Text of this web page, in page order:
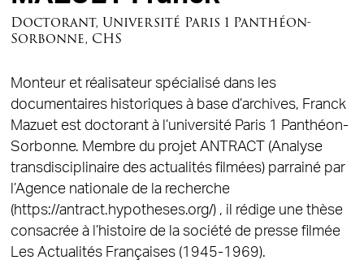
Doctorant, Université Paris 1 Panthéon-
Sorbonne, CHS
Monteur et réalisateur spécialisé dans les
documentaires historiques à base d’archives, Franck
Mazuet est doctorant à l’université Paris 1 Panthéon-
Sorbonne. Membre du projet ANTRACT (Analyse
transdisciplinaire des actualités filmées) parrainé par
l’Agence nationale de la recherche
(https://antract.hypotheses.org/) , il rédige une thèse
consacrée à l’histoire de la société de presse filmée
Les Actualités Françaises (1945-1969).